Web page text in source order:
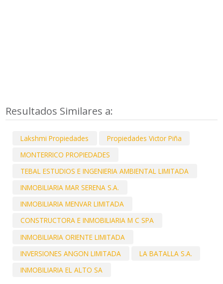
Resultados Similares a:
Lakshmi Propiedades
Propiedades Victor Piña
MONTERRICO PROPIEDADES
TEBAL ESTUDIOS E INGENIERIA AMBIENTAL LIMITADA
INMOBILIARIA MAR SERENA S.A.
INMOBILIARIA MENVAR LIMITADA
CONSTRUCTORA E INMOBILIARIA M C SPA
INMOBILIARIA ORIENTE LIMITADA
INVERSIONES ANGON LIMITADA
LA BATALLA S.A.
INMOBILIARIA EL ALTO SA